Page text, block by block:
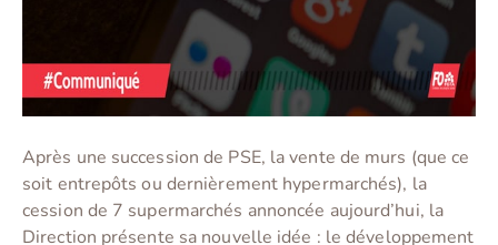
Après une succession de PSE, la vente de murs (que ce
soit entrepôts ou dernièrement hypermarchés), la
cession de 7 supermarchés annoncée aujourd’hui, la
Direction présente sa nouvelle idée : le développement